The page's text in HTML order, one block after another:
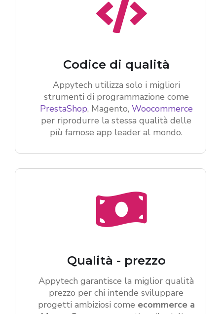
Codice di qualità
Appytech utilizza solo i migliori
strumenti di programmazione come
PrestaShop, Magento, Woocommerce
per riprodurre la stessa qualità delle
più famose app leader al mondo.
Qualità - prezzo
Appytech garantisce la miglior qualità
prezzo per chi intende sviluppare
progetti ambiziosi come ecommerce a